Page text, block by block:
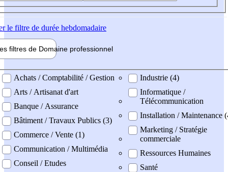
le filtre de durée hebdomadaire
filtres de Domaine professionnel
professionel
Achats / Comptabilité / Gestion
Arts / Artisanat d'art
Banque / Assurance
Bâtiment / Travaux Publics (3)
Commerce / Vente (1)
Communication / Multimédia
Conseil / Etudes
Industrie (4)
Informatique /
Télécommunication
Installation / Maintenance
Marketing / Stratégie
commerciale
Ressources Humaines
Santé